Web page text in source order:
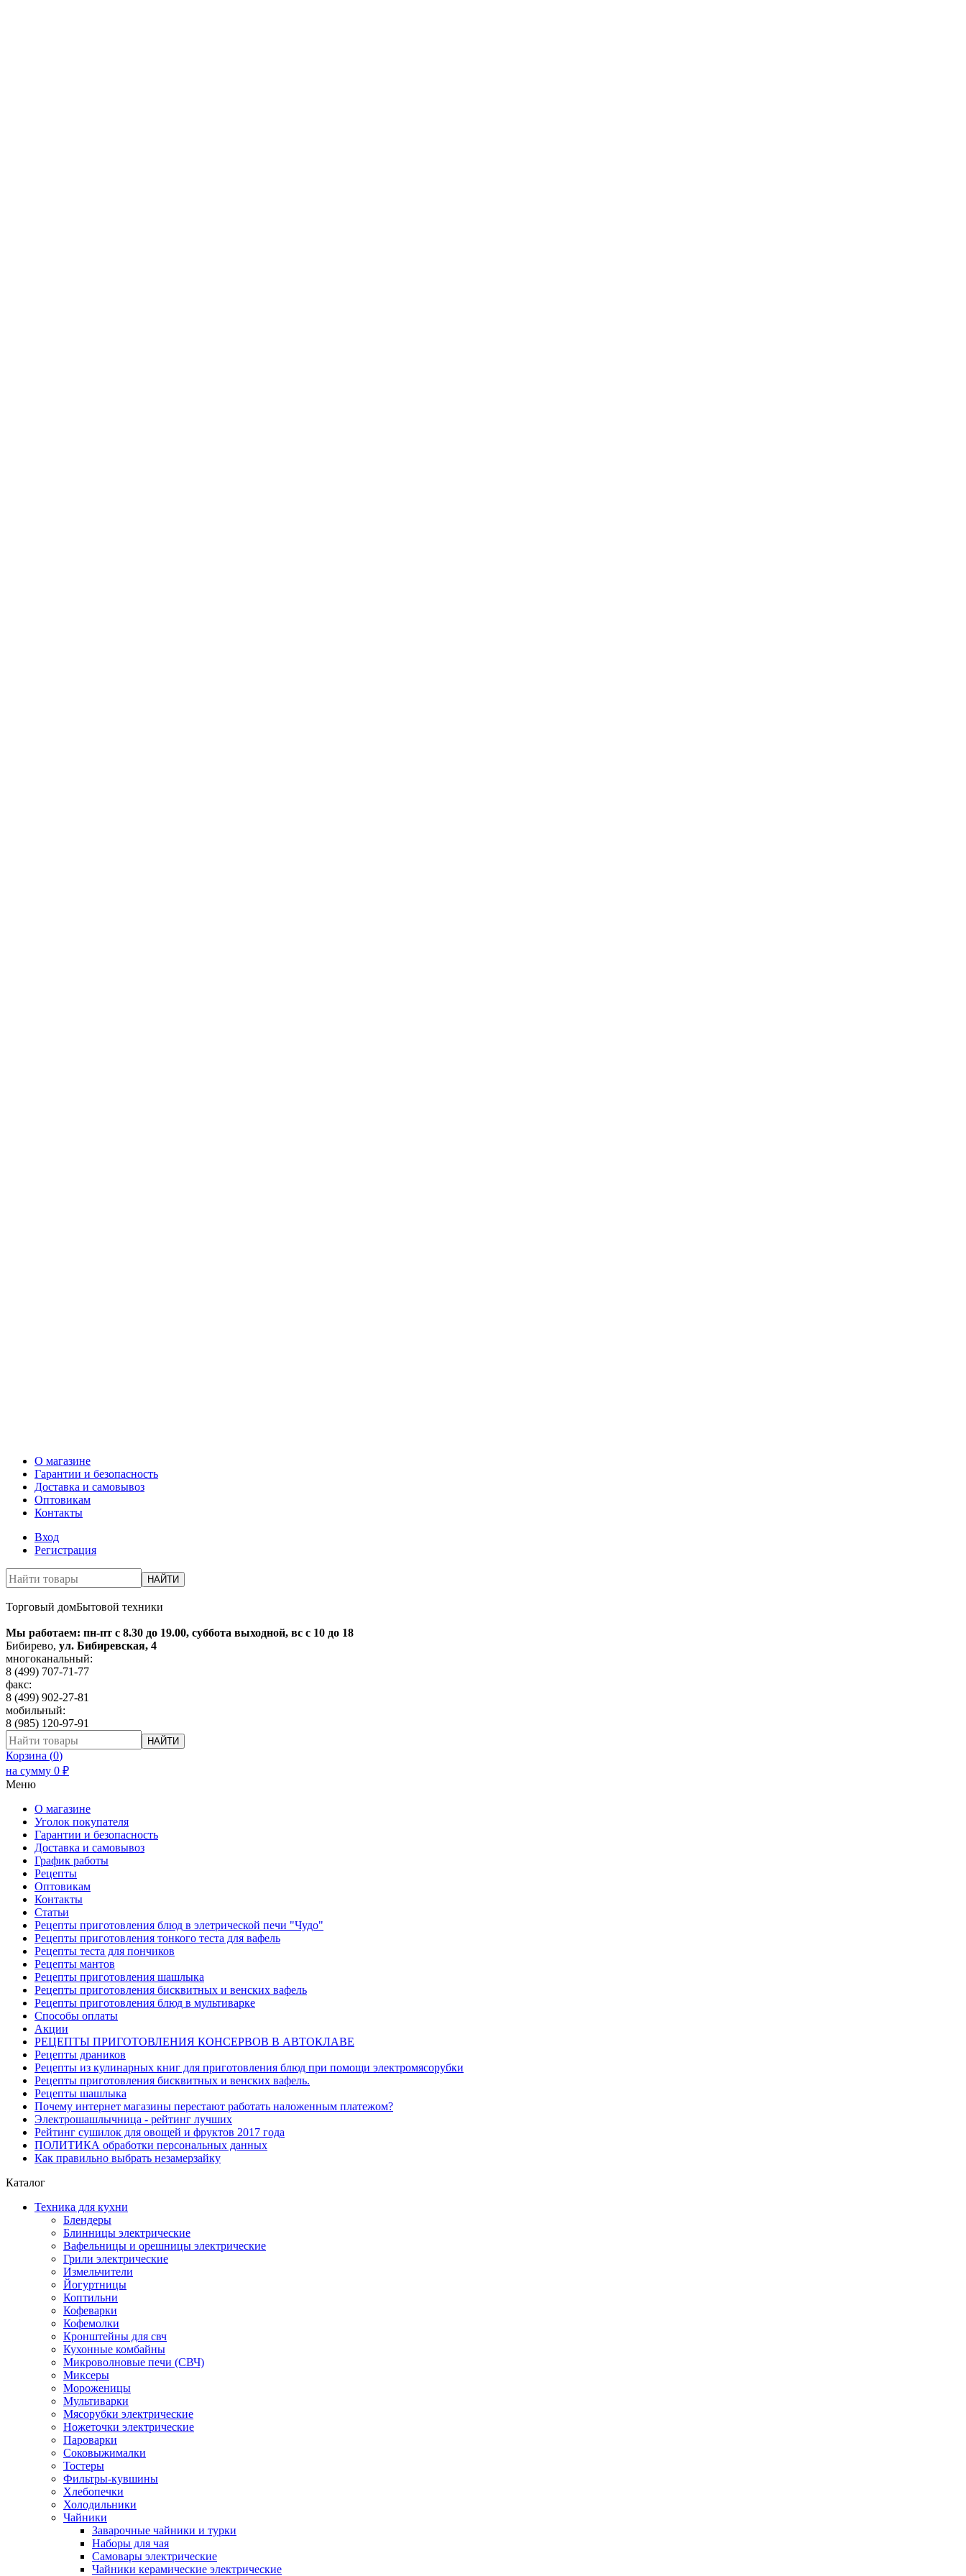
О магазине
Гарантии и безопасность
Доставка и самовывоз
Оптовикам
Контакты
Вход
Регистрация
НАЙТИ
Торговый домБытовой техники
Мы работаем: пн-пт с 8.30 до 19.00, суббота выходной, вс с 10 до 18
Бибирево, ул. Бибиревская, 4
многоканальный:
8 (499) 707-71-77
факс:
8 (499) 902-27-81
мобильный:
8 (985) 120-97-91
НАЙТИ
Корзина (0)
на сумму 0 ₽
Меню
О магазине
Уголок покупателя
Гарантии и безопасность
Доставка и самовывоз
График работы
Рецепты
Оптовикам
Контакты
Статьи
Рецепты приготовления блюд в элетрической печи "Чудо"
Рецепты приготовления тонкого теста для вафель
Рецепты теста для пончиков
Рецепты мантов
Рецепты приготовления шашлыка
Рецепты приготовления бисквитных и венских вафель
Рецепты приготовления блюд в мультиварке
Способы оплаты
Акции
РЕЦЕПТЫ ПРИГОТОВЛЕНИЯ КОНСЕРВОВ В АВТОКЛАВЕ
Рецепты драников
Рецепты из кулинарных книг для приготовления блюд при помощи электромясорубки
Рецепты приготовления бисквитных и венских вафель.
Рецепты шашлыка
Почему интернет магазины перестают работать наложенным платежом?
Электрошашлычница - рейтинг лучших
Рейтинг сушилок для овощей и фруктов 2017 года
ПОЛИТИКА обработки персональных данных
Как правильно выбрать незамерзайку
Каталог
Техника для кухни
Блендеры
Блинницы электрические
Вафельницы и орешницы электрические
Грили электрические
Измельчители
Йогуртницы
Коптильни
Кофеварки
Кофемолки
Кронштейны для свч
Кухонные комбайны
Микроволновые печи (СВЧ)
Миксеры
Мороженицы
Мультиварки
Мясорубки электрические
Ножеточки электрические
Пароварки
Соковыжималки
Тостеры
Фильтры-кувшины
Хлебопечки
Холодильники
Чайники
Заварочные чайники и турки
Наборы для чая
Самовары электрические
Чайники керамические электрические